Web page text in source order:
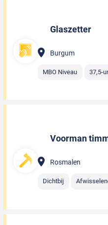
Glaszetter
Burgum
MBO Niveau 37,5-
Voorman
Rosmalen
Dichtbij